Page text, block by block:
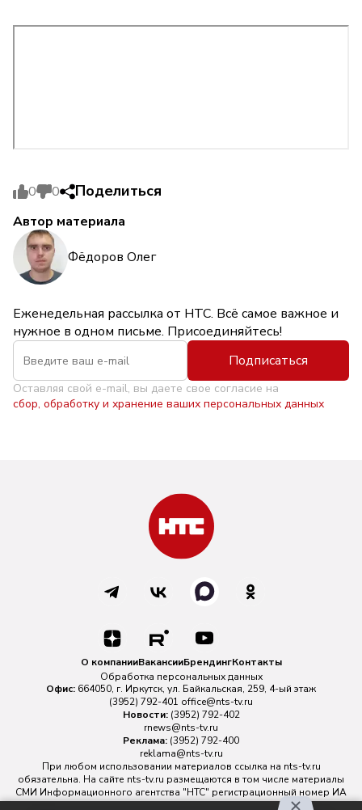
0 0 Поделиться
Автор материала
Фёдоров Олег
Еженедельная рассылка от НТС. Всё самое важное и
нужное в одном письме. Присоединяйтесь!
Подписаться
Оставляя свой e-mail, вы даете свое согласие на
сбор, обработку и хранение ваших персональных данных
О компанииВакансииБрендингКонтакты
Обработка персональных данных
Офис: 664050, г. Иркутск, ул. Байкальская, 259, 4-ый этаж
(3952) 792-401 office@nts-tv.ru
Новости: (3952) 792-402
rnews@nts-tv.ru
Реклама: (3952) 792-400
reklama@nts-tv.ru
При любом использовании материалов ссылка на nts-tv.ru
обязательна. На сайте nts-tv.ru размещаются в том числе материалы
СМИ Информационного агентства "НТС" регистрационный номер ИА
№ ФС 77 - 88763 зарегистрировано Федеральной службой по